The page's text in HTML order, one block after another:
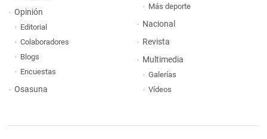
Opinión
Editorial
Colaboradores
Blogs
Encuestas
Osasuna
Más deporte
Nacional
Revista
Multimedia
Galerías
Vídeos